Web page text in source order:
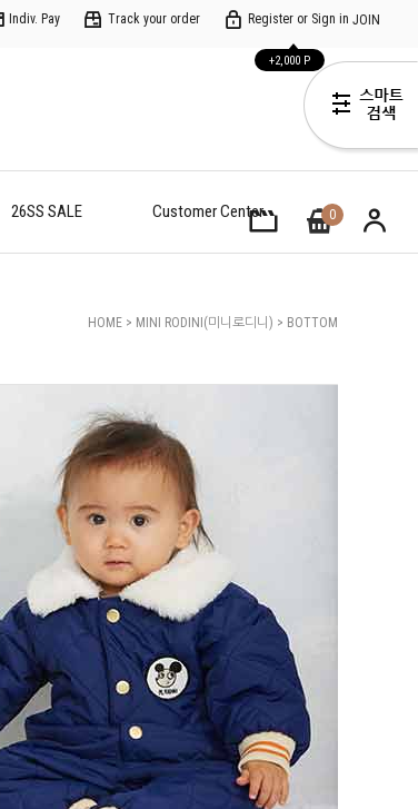
Indiv. Pay Track your order Register or Sign in JOIN
+2,000 P
26SS SALE Customer Center 0
HOME > MINI RODINI(미니로디니) > BOTTOM